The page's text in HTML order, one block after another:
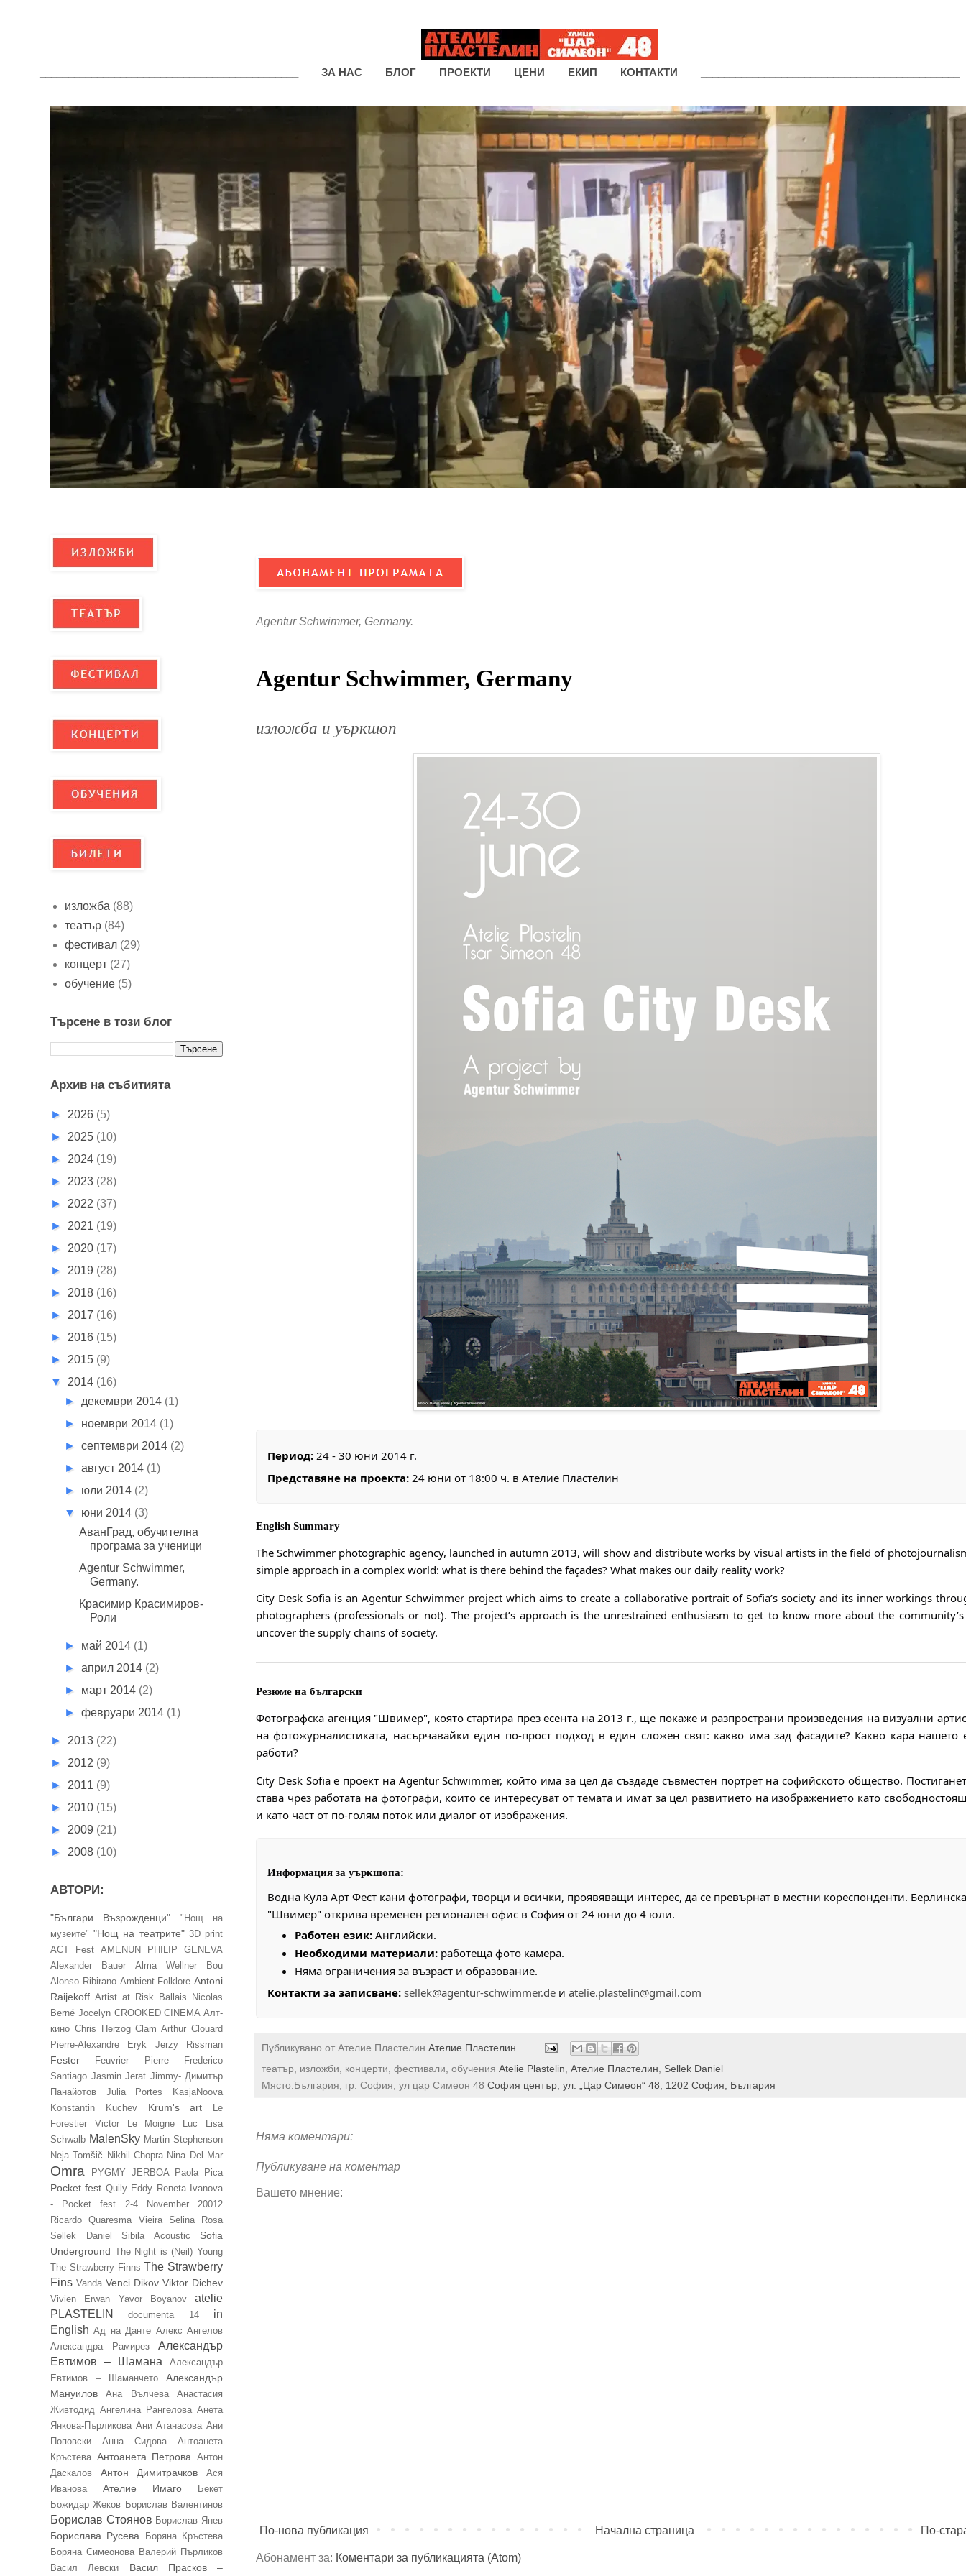
ЗА НАС БЛОГ ПРОЕКТИ ЦЕНИ ЕКИП КОНТАКТИ
Agentur Schwimmer, Germany.
Agentur Schwimmer, Germany
изложба и уъркшоп
Период: 24 - 30 юни 2014 г.
Представяне на проекта: 24 юни от 18:00 ч. в Ателие Пластелин
English Summary
The Schwimmer photographic agency, launched in autumn 2013, will show and distribute works by visual artists in the field of
simple approach in a complex world: what is there behind the façades? What makes our daily reality work?
City Desk Sofia is an Agentur Schwimmer project which aims to create a collaborative portrait of Sofia’s society and its inner workings
photographers (professionals or not). The project’s approach is the unrestrained enthusiasm to get to know more about the
uncover the supply chains of society.
Резюме на български
Фотографска агенция "Швимер", която стартира през есента на 2013 г., ще покаже и разпространи произведения на визуални
на фотожурналистиката, насърчавайки един по-прост подход в един сложен свят: какво има зад фасадите? Какво кара нашето
работи?
City Desk Sofia е проект на Agentur Schwimmer, който има за цел да създаде съвместен портрет на софийското общество.
става чрез работата на фотографи, които се интересуват от темата и имат за цел развитието на изображението като
и като част от по-голям поток или диалог от изображения.
Информация за уъркшопа:
Водна Кула Арт Фест кани фотографи, творци и всички, проявяващи интерес, да се превърнат в местни кореспонденти.
"Швимер" открива временен регионален офис в София от 24 юни до 4 юли.
Работен език:Английски.
Необходими материали:работеща фото камера.
Няма ограничения за възраст и образование.
Контакти за записване: sellek@agentur-schwimmer.de и atelie.plastelin@gmail.com
Публикувано от Ателие Пластелин Ателие Пластелин
театър, изложби, концерти, фестивали, обучения Atelie Plastelin Ателие Пластелин
Sellek Daniel
Място:България, гр. София, ул цар Симеон 48 София център, ул. „Цар Симеон“ 48, 1202 София, България
Няма коментари:
Публикуване на коментар
Вашето мнение:
По-нова публикация По-
Начална страница
Абонамент за: Коментари за публикацията (Atom)
изложба (88)
театър (84)
фестивал (29)
концерт (27)
обучение (5)
Търсене в този блог
Архив на събитията
► 2026 (5)
► 2025 (10)
► 2024 (19)
► 2023 (28)
► 2022 (37)
► 2021 (19)
► 2020 (17)
► 2019 (28)
► 2018 (16)
► 2017 (16)
► 2016 (15)
► 2015 (9)
▼ 2014 (16)
► декември 2014 (1)
► ноември 2014 (1)
►септември 2014 (2)
►август 2014 (1)
► юли 2014 (2)
▼ юни 2014 (3)
АванГрад, обучителна
програма за ученици
Agentur Schwimmer,
Germany.
Красимир Красимиров-
Роли
► май 2014 (1)
►април 2014 (2)
► март 2014 (2)
►февруари 2014 (1)
► 2013 (22)
► 2012 (9)
► 2011 (9)
► 2010 (15)
► 2009 (21)
► 2008 (10)
АВТОРИ:
"Българи Възрожденци"
"Нощ на
музеите" "Нощ на театрите" 3D print
ACT Fest AMENUN PHILIP GENEVA
Alexander Bauer
Alma Wellner Bou
Alonso Ribirano Ambient Folklore Antoni
Raijekoff Artist at Risk
Ballais Nicolas
Berné Jocelyn CROOKED CINEMA Алт-
кино Chris Herzog Clam Arthur Clouard
Pierre-Alexandre
Eryk Jerzy Rissman
Fester Feuvrier Pierre
Frederico
Santiago Jasmin Jerat Jimmy- Димитър
Панайотов
Julia Portes
KasjaNoova
Konstantin Kuchev
Krum's art
Le
Forestier Victor
Le Moigne Luc
Lisa
Schwalb MalenSky Martin Stephenson
Neja Tomšič Nikhil Chopra Nina Del Mar
Omra PYGMY JERBOA Paola Pica
Pocket fest Quily Eddy Reneta Ivanova
- Pocket fest 2-4 November 20012
Ricardo Quaresma Vieira
Selina Rosa
Sellek Daniel
Sibila Acoustic
Sofia
Underground The Night is (Neil) Young
The Strawberry Finns The Strawberry
Fins Vanda Venci Dikov Viktor Dichev
Vivien Erwan Yavor Boyanov
atelie
PLASTELIN
documenta 14
in
English Ад на Данте Алекс Ангелов
Александра Рамирез
Александър
Евтимов – Шамана
Александър
Евтимов – Шаманчето
Александър
Мануилов
Ана Вълчева
Анастасия
Живтодид Ангелина Рангелова Анета
Янкова-Пърликова Ани Атанасова Ани
Поповски
Анна Сидова
Антоанета
Кръстева Антоанета Петрова
Антон
Даскалов
Антон Димитрачков
Ася
Иванова
Ателие Имаго
Бекет
Божидар Жеков Борислав Валентинов
Борислав Стоянов Борислав Янев
Борислава Русева
Боряна Кръстева
Боряна Симеонова Валерий Пърликов
Васил Левски
Васил Прасков –